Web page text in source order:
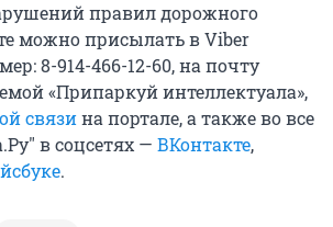
правил дорожного
можно присылать в Viber
8-914-466-12-60, на почту
«Припаркуй интеллектуала»,
связина портале, а также во все
в соцсетях — ВКонтакте,
.